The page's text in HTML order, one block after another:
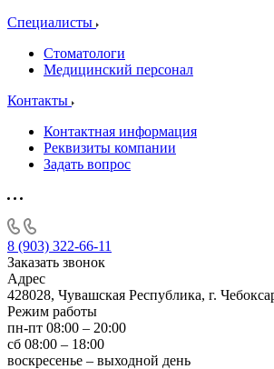
Специалисты
Стоматологи
Медицинский персонал
Контакты
Контактная информация
Реквизиты компании
Задать вопрос
8 (903) 322-66-11
Заказать звонок
Адрес
428028, Чувашская Республика, г.
Режим работы
пн-пт 08:00 – 20:00
сб 08:00 – 18:00
воскресенье – выходной день